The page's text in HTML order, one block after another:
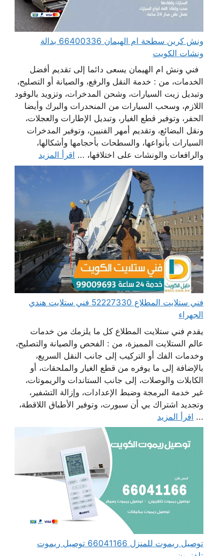
ونش كرين سطحة ام الهيمان 66400336 بدالة
ونشات الكويت
فني ونش ام الهيمان يسعى دائما إلى تقديم أفضل
الخدمات، من : خدمة النقل والرفع، والصيانة أو التصليح،
وتبديل زيت السيارات، وشحن المدخرات، وتزويد بالوقود
اللازم، وسحب السيارات من المنحدرات والبرك وأيضا
الحفر، وتوفير قطع الغيار، وتبديل الإطارات والعجلات،
ونقل البضائع، وتقديم أمهر الفنيين، وتوفير المدخرات
السيارات بأنواعها، والسطحات بأحجامها وأشكالها،
والرافعات والونشات على اختلافها، ... اقرأ المزيد
فني ستلايت المطلاع 52227330 فني ستلايت هندي
الجهراء
يقدم فني ستلايت المطلاع كل ما يلزمك من خدمات
عالم الستلايت المميزة، من : الفحص والصيانة والتصليح،
وخدمات الفك أو التركيب إلى جانب النقل السريع،
بالإضافة إلى ما يوفره من قطع الغيار والملحقات، أو
الكابلات والوصلات، إلى جانب الستاندات والريموتات،
غير خدمة البرمجة وضبط الإعدادات، وإزالة التشفير،
وتجديد اشتراك بي أن سبورت، وتوفير الأطباق اللاقطة،
... اقرأ المزيد
توصيل ريموت للمنزل 66041166 توصيل ريموت